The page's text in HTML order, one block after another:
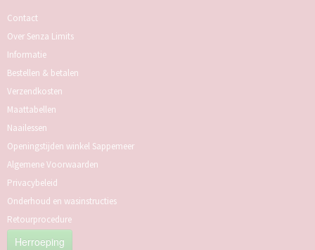
Contact
Over Senza Limits
Informatie
Bestellen & betalen
Verzendkosten
Maattabellen
Naailessen
Openingstijden winkel Sappemeer
Algemene Voorwaarden
Privacybeleid
Onderhoud en wasinstructies
Retourprocedure
Herroeping